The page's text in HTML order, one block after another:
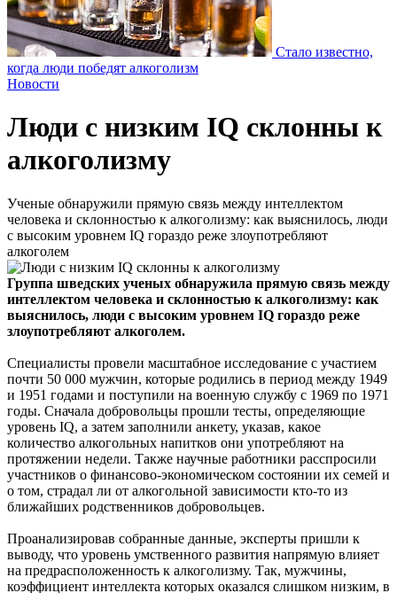
Стало известно,
когда люди победят алкоголизм
Новости
Люди с низким IQ склонны к
алкоголизму
Ученые обнаружили прямую связь между интеллектом
человека и склонностью к алкоголизму: как выяснилось, люди
с высоким уровнем IQ гораздо реже злоупотребляют
алкоголем
Группа шведских ученых обнаружила прямую связь между
интеллектом человека и склонностью к алкоголизму: как
выяснилось, люди с высоким уровнем IQ гораздо реже
злоупотребляют алкоголем.
Специалисты провели масштабное исследование с участием
почти 50 000 мужчин, которые родились в период между 1949
и 1951 годами и поступили на военную службу с 1969 по 1971
годы. Сначала добровольцы прошли тесты, определяющие
уровень IQ, а затем заполнили анкету, указав, какое
количество алкогольных напитков они употребляют на
протяжении недели. Также научные работники расспросили
участников о финансово-экономическом состоянии их семей и
о том, страдал ли от алкогольной зависимости кто-то из
ближайших родственников добровольцев.
Проанализировав собранные данные, эксперты пришли к
выводу, что уровень умственного развития напрямую влияет
на предрасположенность к алкоголизму. Так, мужчины,
коэффициент интеллекта которых оказался слишком низким, в